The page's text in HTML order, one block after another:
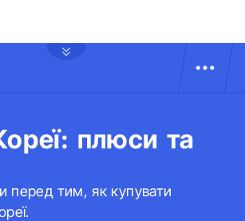
плюси та
перед тим, як купувати